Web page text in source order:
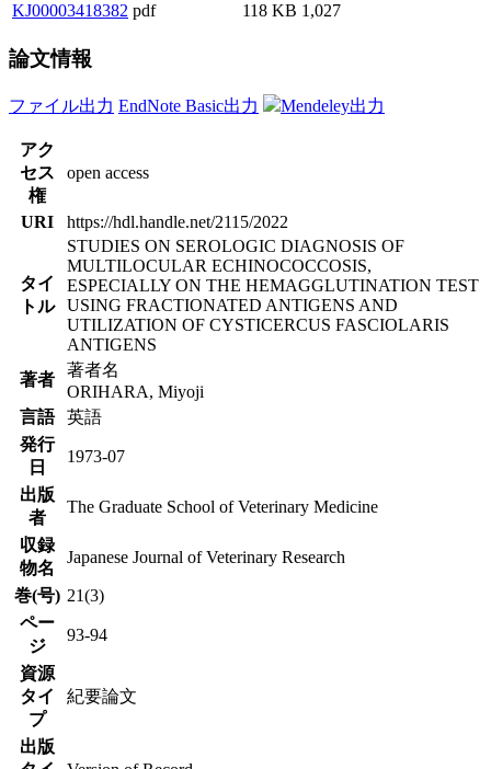
KJ00003418382 pdf 118 KB 1,027
論文情報
ファイル出力 EndNote Basic出力 Mendeley出力
アク
セス
権
open access
URI https://hdl.handle.net/2115/2022
タイ
トル
STUDIES ON SEROLOGIC DIAGNOSIS OF
MULTILOCULAR ECHINOCOCCOSIS,
ESPECIALLY ON THE HEMAGGLUTINATION TEST
USING FRACTIONATED ANTIGENS AND
UTILIZATION OF CYSTICERCUS FASCIOLARIS
ANTIGENS
著者
著者名
ORIHARA, Miyoji
言語
英語
発行
日
1973-07
出版
者
The Graduate School of Veterinary Medicine
収録
物名
Japanese Journal of Veterinary Research
巻(号) 21(3)
ペー
ジ
93-94
資源
タイ
プ
紀要論文
出版